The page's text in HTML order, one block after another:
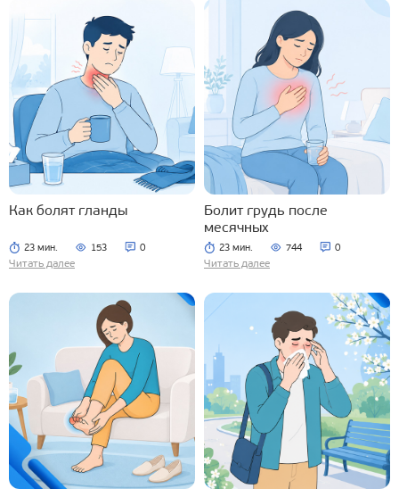
Как болят гланды
23 мин. 153 0
Читать далее
Болит грудь после
месячных
23 мин. 744 0
Читать далее